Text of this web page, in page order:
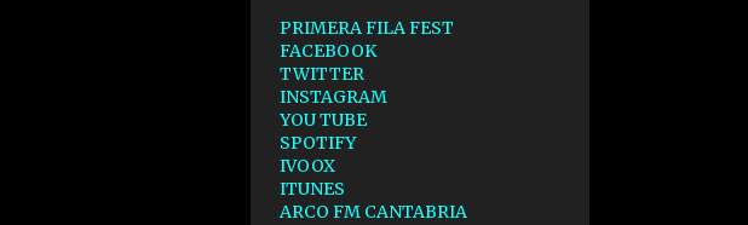
PRIMERA FILA FEST
FACEBOOK
TWITTER
INSTAGRAM
YOU TUBE
SPOTIFY
IVOOX
ITUNES
ARCO FM CANTABRIA